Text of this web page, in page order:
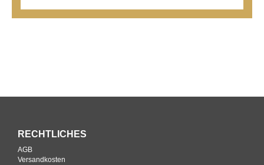
RECHTLICHES
AGB
Versandkosten